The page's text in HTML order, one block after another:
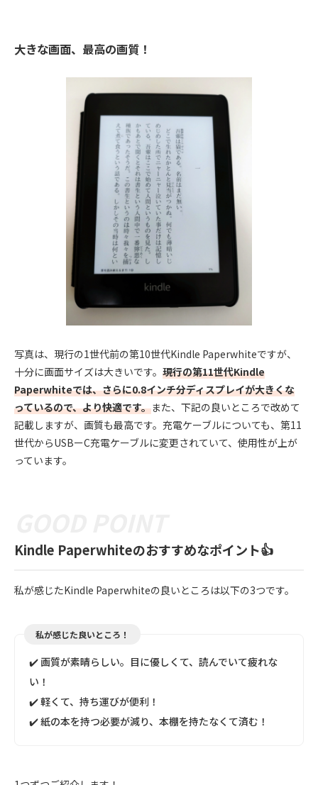
大きな画面、最高の画質！
写真は、現行の1世代前の第10世代Kindle Paperwhiteですが、
十分に画面サイズは大きいです。 現行の第11世代Kindle
Paperwhiteでは、さらに0.8インチ分ディスプレイが大きくな
っているので、より快適です。また、下記の良いところで改めて
記載しますが、画質も最高です。充電ケーブルについても、第11
世代からUSBーC充電ケーブルに変更されていて、使用性が上が
っています。
Kindle Paperwhiteのおすすめなポイント👍
私が感じたKindle Paperwhiteの良いところは以下の3つです。
私が感じた良いところ！
✔️ 画質が素晴らしい。目に優しくて、読んでいて疲れな
い！
✔️ 軽くて、持ち運びが便利！
✔️ 紙の本を持つ必要が減り、本棚を持たなくて済む！